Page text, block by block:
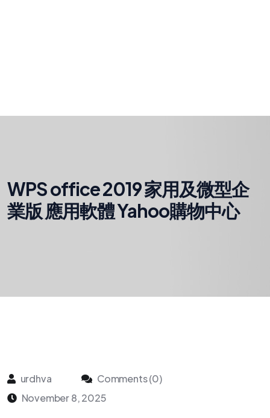
WPS office 2019 家用及微型企
業版 應用軟體 Yahoo購物中心
urdhva
Comments (0)
November 8, 2025